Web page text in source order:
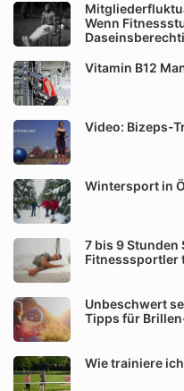
Wenn
Vitamin B12
Video: Bizeps-
Wintersport in
7 bis 9 Stunden
Fitnesssportler
Unbeschwert
Tipps für
Wie trainiere